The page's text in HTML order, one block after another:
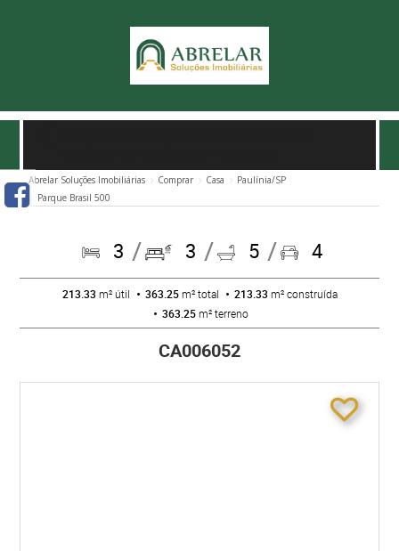
Abrelar Soluções Imobiliárias Comprar Casa
Paulínia/SP
Parque Brasil 500
3 3 5 4
213.33 m² útil 363.25m² total 213.33 m² construída
363.25m² terreno
CA006052